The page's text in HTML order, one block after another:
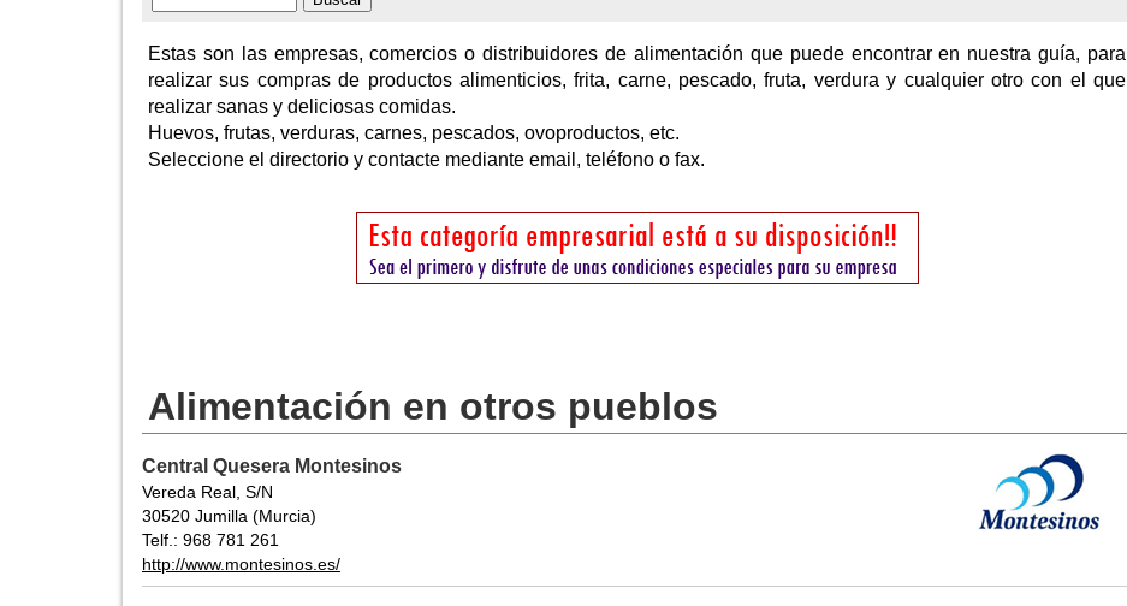
Estas son las empresas, comercios o distribuidores de alimentación que puede encontrar en nuestra guía, para
realizar sus compras de productos alimenticios, frita, carne, pescado, fruta, verdura y cualquier otro con el que
realizar sanas y deliciosas comidas.
Huevos, frutas, verduras, carnes, pescados, ovoproductos, etc.
Seleccione el directorio y contacte mediante email, teléfono o fax.
Alimentación en otros pueblos
Central Quesera Montesinos
Vereda Real, S/N
30520 Jumilla (Murcia)
Telf.: 968 781 261
http://www.montesinos.es/